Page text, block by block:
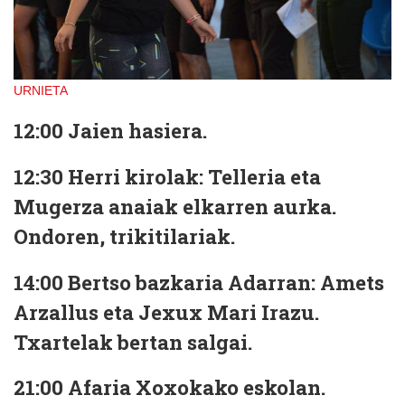
URNIETA
12:00 Jaien hasiera.
12:30 Herri kirolak: Telleria eta
Mugerza anaiak elkarren aurka.
Ondoren, trikitilariak.
14:00 Bertso bazkaria Adarran: Amets
Arzallus eta Jexux Mari Irazu.
Txartelak bertan salgai.
21:00 Afaria Xoxokako eskolan.